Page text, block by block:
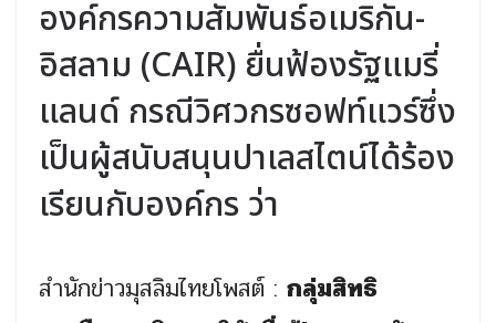
องค์กรความสัมพันธ์อเมริกัน-
อิสลาม (CAIR) ยื่นฟ้องรัฐแมรี่
แลนด์ กรณีวิศวกรซอฟท์แวร์ซึ่ง
เป็นผู้สนับสนุนปาเลสไตน์ได้ร้อง
เรียนกับองค์กร ว่า
สำนักข่าวมุสลิมไทยโพสต์ : กลุ่มสิทธิ